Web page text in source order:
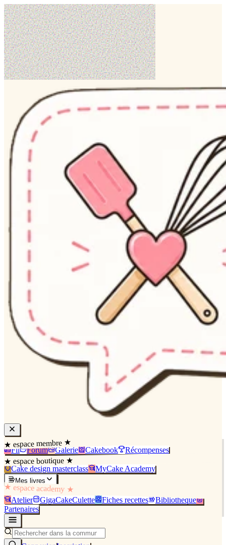
★ espace membre ★
Fil Forum Galerie Cakebook Récompenses
★ espace boutique ★
Cake design masterclass MyCake Academy
Mes livres
★ espace academy ★
Atelier GigaCakeCulette Fiches recettes
Bibliothèque
Partenaires